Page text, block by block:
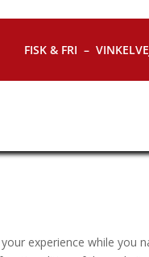
FISK & FRI –
experience while